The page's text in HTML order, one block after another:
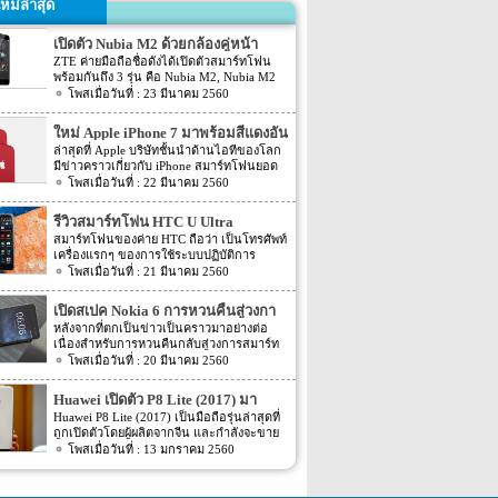
ม่ล่าสุด
เปิดตัว Nubia M2 ด้วยกล้องคู่หน้า
ZTE ค่ายมือถือชื่อดังได้เปิดตัวสมาร์ทโฟน
พร้อมกันถึง 3 รุ่น คือ Nubia M2, Nubia M2
Lite และ Nubia N2 ซึ่งแต่ละรุ่นก็มีความน่า
นี้เราจะมารีวิวให้ท่านได้รู้จักกับ Nubia M2
ที่มีจุดขายตรงกล้องหน้าที่มาเป็นคู่ นอกจาก
กล้องหน้าที่มาเป็นคู่แล้วยังมีส่วนอื่นๆ ที่น่า
สนใจอีก Nubia M2 ใช้กล้องหน้าแบบคู่ที่มี
ความละเอียดสูงถึง 13MP มีรูรับแสง f 2.2
กล้องหน้าสำหรับการเซลฟี่มีความละเอียด
16MP พร้อมกับรูรับแสง f/2.0 กล้องหน้า
สามารถจับภาพได้กว้างถึง 80 องศา นั้นจะ
ทำให้การถ่ายรูปเซลฟี่ได้กว้างมากยิ่งขึ้น
หน้าจอเป็นแบบ AMOLED มีความละเอียดสูง
ถึง 1080p ขนาด 5.5 นิ้ว ระบบประมวลผล
การทำงานจะเป็นชิปเซ็ต Snapdragon 625
เป็นชิปประมวลผลของ Qualcomm ใช้ RAM
4GB หน่วยความจำมีให้เลือกอยู่ 2 ขนาด คือ
[…]
23 มีนาคม 2560
ใหม่ Apple iPhone 7 มาพร้อมสีแดงอัน
ร้อนแรง
ล่าสุดที่ Apple บริษัทชั้นนำด้านไอทีของโลก
มีข่าวคราวเกี่ยวกับ iPhone สมาร์ทโฟนยอด
ฮิตในประเทศไทยและทั่วโลก และในช่วงที่
อาจจะพลาดโอกาสได้สัมผัสเทคโนโลยีอัน
ทันสมัยในคราวนั้น แต่ก็ถือว่า เป็นความโชค
ดีที่คุณกำลังจะได้สัมผัสกับ iPhone 7 ที่มา
พร้อมการออกแบบสีของบอดี้ด้วยสีแดงอัน
ร้อนแรง เร้าใจแบบสุดๆ ทำให้สาวกของ
Apple กระเป๋าสั่นกันเลยทีเดียว การออกแบบ
iPhone 7 สีแดง ได้แรงบันดาลใจมาจากการ
กุศลของ iGadget ซึ่งปกติแล้ว การปรับแต่ง
Apple จะให้บริษัทข้างนอกช่วยในการปรับ
แต่งให้ แต่บอดี้นี้สีนี้ Apple ลงแรงปรับแต่งเอง
สีแดงอันร้อนแรง Apple จะจับความร้อนแรง
ลงไปใน iPhone 7 และ iPhone 7 Plus ทาง
บริษัท Apple ได้กำหนดวันจำหน่ายในวันศุกร์
ที่ 24 มีนาคม 2560 ที่จะถึงนี้ เวลาในการเปิด
ขายเป็นเวลาช่วงเช้าประมาณ 8.01 น. (เป็น
เวลาในฝั่งประเทศแถบแปซิฟิก) การเปิดตัว
22 มีนาคม 2560
รีวิวสมาร์ทโฟน HTC U Ultra
สมาร์ทโฟนของค่าย HTC ถือว่า เป็นโทรศัพท์
เครื่องแรกๆ ของการใช้ระบบปฏิบัติการ
Android หลายคนน่าจะจำได้ ในช่วงนั้นมี
Bird ที่ฮิตกันทั่วบ้านทั่วเมือง สมาร์ทโฟนหนึ่ง
ในที่สามารถเล่นเกมส์ Angry Bird นี้ได้ ก็คือ
สมาร์ทโฟนจากค่าย HTC หลังจากนั้น HTC
ก็ได้มีการพัฒนาสมาร์ทโฟนขึ้นมาอีก
มากมาย ล่าสุดได้เตรียมปล่อยรุ่นใหม่ อย่าง
HTC U Ultra HTC U Ultra มาพร้อมกับหน้า
จอ Super LCD5 มีขนาด 5.7 นิ้ว หน้าจอเป็น
แบบ Gorilla Glass 5 ซึ่งเป็นหน้าจอใหม่ที่
สามารถป้องกันรอยขีดข่วนได้ ความละเอียด
ของภาพสูงถึง 1,040 X 2,560 พิกเซล
(513ppi) ใช้ชิปประมวลผล Snapdragon 820
ที่มีความเร็วให้เลือกถึง 2 แบบ คือ 2.15GHz
21 มีนาคม 2560
เปิดสเปค Nokia 6 การหวนคืนสู่วงกา
รสมาร์ทโฟน
หลังจากที่ตกเป็นข่าวเป็นคราวมาอย่างต่อ
เนื่องสำหรับการหวนคืนกลับสู่วงการสมาร์ท
โฟน อย่างสมาร์ทโฟนในแบรนด์ Nokia ครั้ง
เอาสมาร์ทโฟนรุ่นนี้ไปทดสอบในห้องปฏิบัติ
การ Nokia 6 เปิดตัวรุ่นแรกภายใต้ชื่อรุ่น TA-
1000 ซึ่งจะมีความน่าสนใจทั้งในเรื่องของ
ซอฟต์แวร์และวัสดุอุปกรณ์ที่นำมาผลิตต่างๆ
Nokia 6 ไม่ได้เป็นสมาร์ทโฟนระดับสูง แต่จะ
เป็นสมาร์ทโฟนราคากลางๆ ที่เตรียมตัวจะมา
20 มีนาคม 2560
Huawei เปิดตัว P8 Lite (2017) มา
พร้อมหน้าจอ 1080p ชิพเซ็ท Kirin
655
Huawei P8 Lite (2017) เป็นมือถือรุ่นล่าสุดที่
ถูกเปิดตัวโดยผู้ผลิตจากจีน และกำลังจะขาย
ในตลาดยุโรปบางประเทศในเร็วๆ นี้ แต่การ
แล้ว แม้กระทั่งตอนนี้ P9 Lite ถูกพัฒนาให้ดี
13 มกราคม 2560